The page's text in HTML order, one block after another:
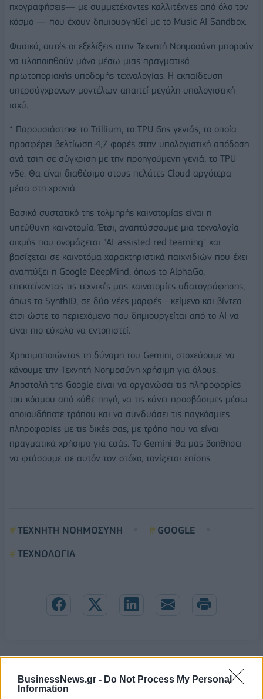
BusinessNews.gr - Do Not Process My Personal
Information
ηχογραφήσεις— με συμμετέχοντες καλλιτέχνες από όλο τον
κόσμο — που έχουν δημιουργηθεί με το Music AI Sandbox.
Φυσικά, αυτές οι εξελίξεις στην Τεχνητή Νοημοσύνη μπορούν
να υλοποιηθούν μόνο μέσω μιας πραγματικά
πρωτοποριακής υποδομής τεχνολογίας. Η εκπαίδευση
υπερσύγχρονων μοντέλων απαιτεί μεγάλη υπολογιστική
ισχύ.
* Παρουσιάστηκε το Trillium, το TPU 6ης γενιάς, το οποία
προσφέρει βελτίωση 4,7 φορές στην υπολογιστική απόδοση
ανά τσιπ σε σύγκριση με την προηγούμενη γενιά, το TPU
v5e. Θα είναι διαθέσιμο στους πελάτες Cloud αργότερα
μέσα στη χρονιά.
Βασικό συστατικό της τολμηρής καινοτομίας είναι η
υπεύθυνη καινοτομία. Έτσι, αναπτύσσουμε μια τεχνολογία
αιχμής που ονομάζεται "AI-assisted red teaming" και
βασίζεται σε καινοτόμα χαρακτηριστικά παιχνιδιών που έχει
αναπτύξει η Google DeepMind, όπως το AlphaGo,
επεκτείνοντας τις τεχνικές μας καινοτομίες υδατογράφησης,
όπως το SynthID, σε δύο νέες μορφές - κείμενο και βίντεο-
έτσι ώστε το περιεχόμενο που δημιουργείται από το AI να
είναι πιο εύκολο να εντοπιστεί.
Χρησιμοποιώντας τη δύναμη του Gemini, στοχεύουμε να
κάνουμε την Τεχνητή Νοημοσύνη χρήσιμη για όλους.
Αποστολή της Google είναι να οργανώσει τις πληροφορίες
του κόσμου από κάθε πηγή, να τις κάνει προσβάσιμες μέσω
οποιουδήποτε τρόπου και να συνδυάσει τις παγκόσμιες
πληροφορίες με τις δικές σας, με τρόπο που να είναι
πραγματικά χρήσιμο για εσάς. Το Gemini θα μας βοηθήσει
να φτάσουμε σε αυτόν τον στόχο, τονίζεται επίσης.
ΤΕΧΝΗΤΗ ΝΟΗΜΟΣΥΝΗ
GOOGLE
ΤΕΧΝΟΛΟΓΙΑ